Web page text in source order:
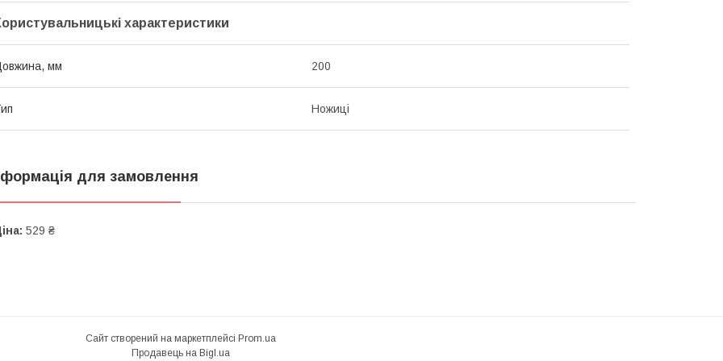
характеристики
мм 200
Ножиці
для замовлення
529 ₴
Сайт створений на маркетплейсі Prom.ua
Продавець на Bigl.ua